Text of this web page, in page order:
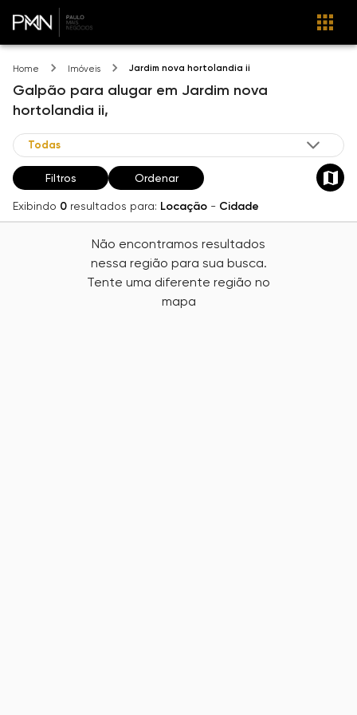
Home Imóveis Jardim nova hortolandia ii
Galpão para alugar em Jardim nova
hortolandia ii,
Filtros Ordenar
Exibindo 0 resultados para: Locação - Cidade
Não encontramos resultados
nessa região para sua busca.
Tente uma diferente região no
mapa